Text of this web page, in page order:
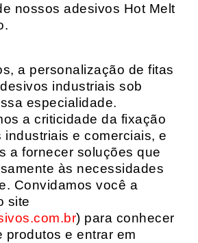
nossos adesivos Hot Melt
a personalização de fitas
industriais sob
especialidade.
a criticidade da fixação
industriais e comerciais, e
a fornecer soluções que
às necessidades
Convidamos você a
site
) para conhecer
produtos e entrar em